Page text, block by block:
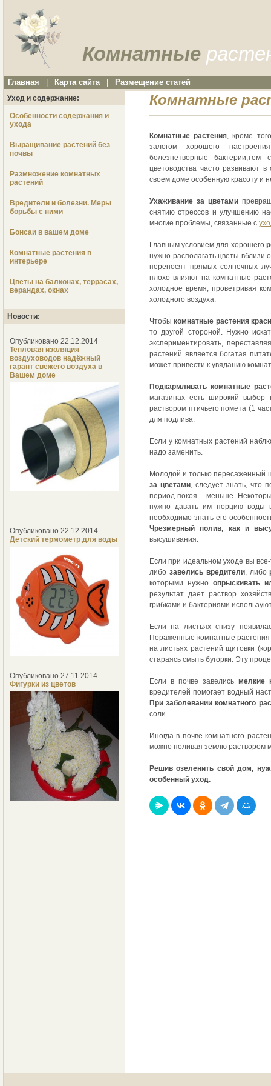
Комнатные
Главная Карта сайта Размещение статей
Уход и содержание:
Особенности содержания и
ухода
Выращивание растений без
почвы
Размножение комнатных
растений
Вредители и болезни. Меры
борьбы с ними
Бонсаи в вашем доме
Комнатные растения в
интерьере
Цветы на балконах, террасах,
верандах, окнах
Новости:
Опубликовано 22.12.2014
Тепловая изоляция
воздуховодов надёжный
гарант свежего воздуха в
Вашем доме
Опубликовано 22.12.2014
Детский термометр для воды
Опубликовано 27.11.2014
Фигурки из цветов
Комнатные
Комнатные растения , кроме
залогом хорошего
болезнетворные
цветоводства часто развивают
своем доме особенную красоту и
Ухаживание за цветами
снятию стрессов и улучшению
многие проблемы, связанные с
Главным условием для хорошего
нужно располагать цветы вблизи
переносят прямых солнечных
плохо влияют на комнатные
холодное время, проветривая
холодного воздуха.
Чтобыкомнатные растения
то другой стороной. Нужно
экспериментировать,
растений является богатая
может привести к увяданию
Подкармливать комнатные
магазинах есть широкий
раствором птичьего помета (1
для подлива.
Если у комнатных растений
надо заменить.
Молодой и только пересаженный
за цветами, следует знать, что
период покоя – меньше.
нужно давать им порцию воды
необходимо знать его
Чрезмерный полив, как и
высушивания.
Если при идеальном уходе вы
либо завелись вредители, либо
которыми нужно опрыскивать
результат дает раствор
грибками и бактериями
Если на листьях снизу
Пораженные комнатные растения
на листьях растений щитовки
стараясь смыть бугорки. Эту
Если в почве завелись мелкие
вредителей помогает водный
При заболевании комнатного
соли.
Иногда в почве комнатного
можно поливая землю раствором
Решив озеленить свой дом,
особенный уход.